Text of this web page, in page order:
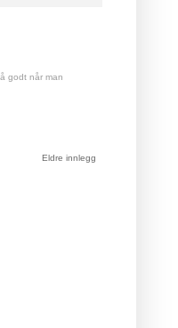
godt når man
Eldre innlegg